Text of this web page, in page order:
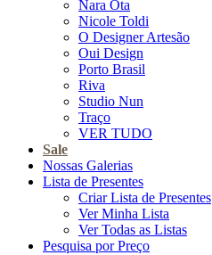
Nara Ota
Nicole Toldi
O Designer Artesão
Oui Design
Porto Brasil
Riva
Studio Nun
Traço
VER TUDO
Sale
Nossas Galerias
Lista de Presentes
Criar Lista de Presentes
Ver Minha Lista
Ver Todas as Listas
Pesquisa por Preço